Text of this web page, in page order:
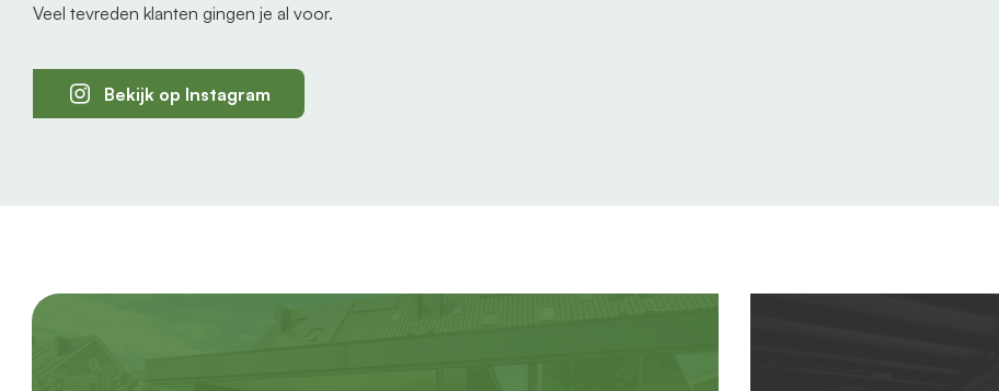
Veel tevreden klanten gingen je al voor.
Bekijk op Instagram